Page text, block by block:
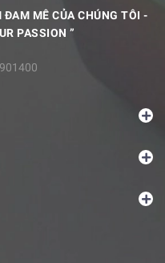
MÊ CỦA CHÚNG TÔI -
PASSION ”